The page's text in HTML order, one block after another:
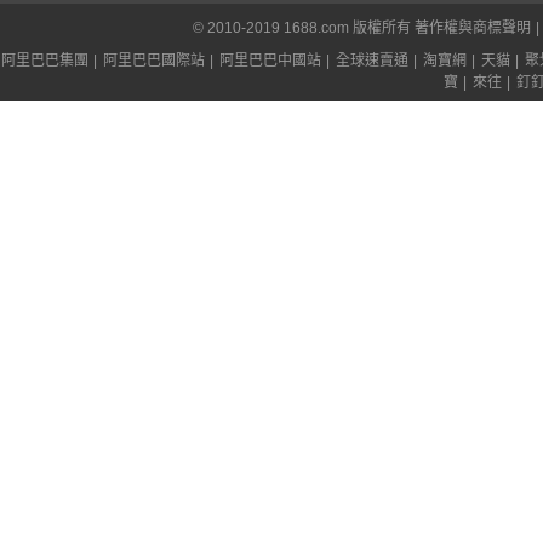
© 2010-2019 1688.com 版權所有 著作權與商標聲明
阿里巴巴集團
阿里巴巴國際站 阿里巴巴中國站 全球速賣通 淘寶網 天貓
聚
寶
來往 釘